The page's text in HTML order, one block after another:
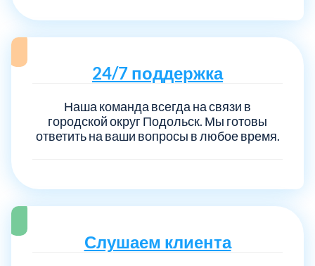
24/7 поддержка
Наша команда всегда на связи в
городской округ Подольск. Мы готовы
ответить на ваши вопросы в любое время.
Слушаем клиента
Выберите город: